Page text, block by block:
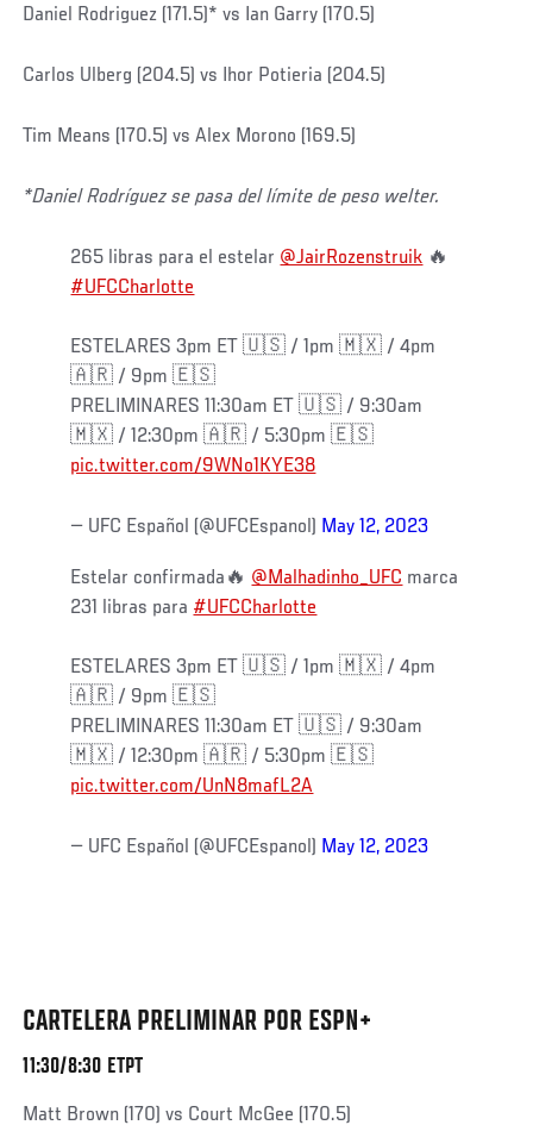
Daniel Rodriguez (171.5)* vs Ian Garry (170.5)
Carlos Ulberg (204.5) vs Ihor Potieria (204.5)
Tim Means (170.5) vs Alex Morono (169.5)
*Daniel Rodríguez se pasa del límite de peso welter.
265 libras para el estelar @JairRozenstruik 🔥
#UFCCharlotte
ESTELARES 3pm ET 🇺🇸 / 1pm 🇲🇽 / 4pm
🇦🇷 / 9pm 🇪🇸
PRELIMINARES 11:30am ET 🇺🇸 / 9:30am
🇲🇽 / 12:30pm 🇦🇷 / 5:30pm 🇪🇸
pic.twitter.com/9WNo1KYE38
— UFC Español (@UFCEspanol) May 12, 2023
Estelar confirmada🔥 @Malhadinho_UFC marca
231 libras para #UFCCharlotte
ESTELARES 3pm ET 🇺🇸 / 1pm 🇲🇽 / 4pm
🇦🇷 / 9pm 🇪🇸
PRELIMINARES 11:30am ET 🇺🇸 / 9:30am
🇲🇽 / 12:30pm 🇦🇷 / 5:30pm 🇪🇸
pic.twitter.com/UnN8mafL2A
— UFC Español (@UFCEspanol) May 12, 2023
CARTELERA PRELIMINAR POR ESPN+
11:30/8:30 ETPT
Matt Brown (170) vs Court McGee (170.5)